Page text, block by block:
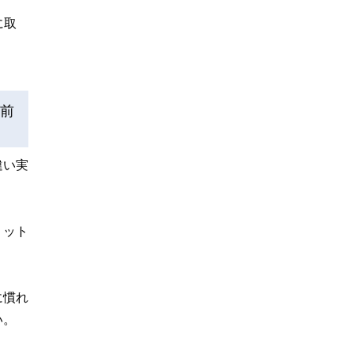
取
い実
ト
れ